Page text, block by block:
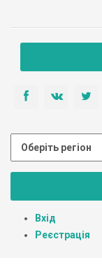
Вхід
Реєстрація